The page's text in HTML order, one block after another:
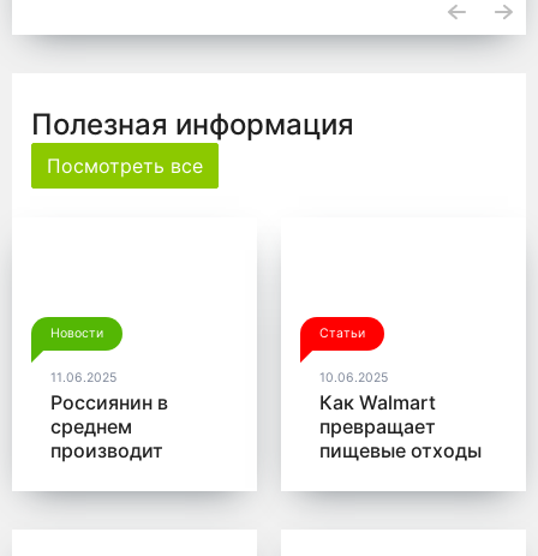
Полезная информация
Посмотреть все
Новости
11.06.2025
Россиянин в
среднем
производит
мусора в год
Статьи
10.06.2025
Как Walmart
превращает
пищевые отходы